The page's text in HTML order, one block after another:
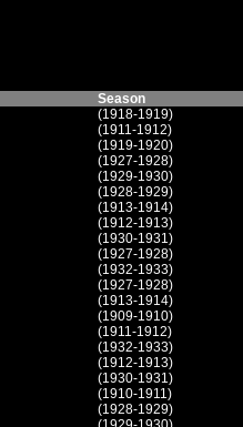
Season
(1918-1919)
(1911-1912)
(1919-1920)
(1927-1928)
(1929-1930)
(1928-1929)
(1913-1914)
(1912-1913)
(1930-1931)
(1927-1928)
(1932-1933)
(1927-1928)
(1913-1914)
(1909-1910)
(1911-1912)
(1932-1933)
(1912-1913)
(1930-1931)
(1910-1911)
(1928-1929)